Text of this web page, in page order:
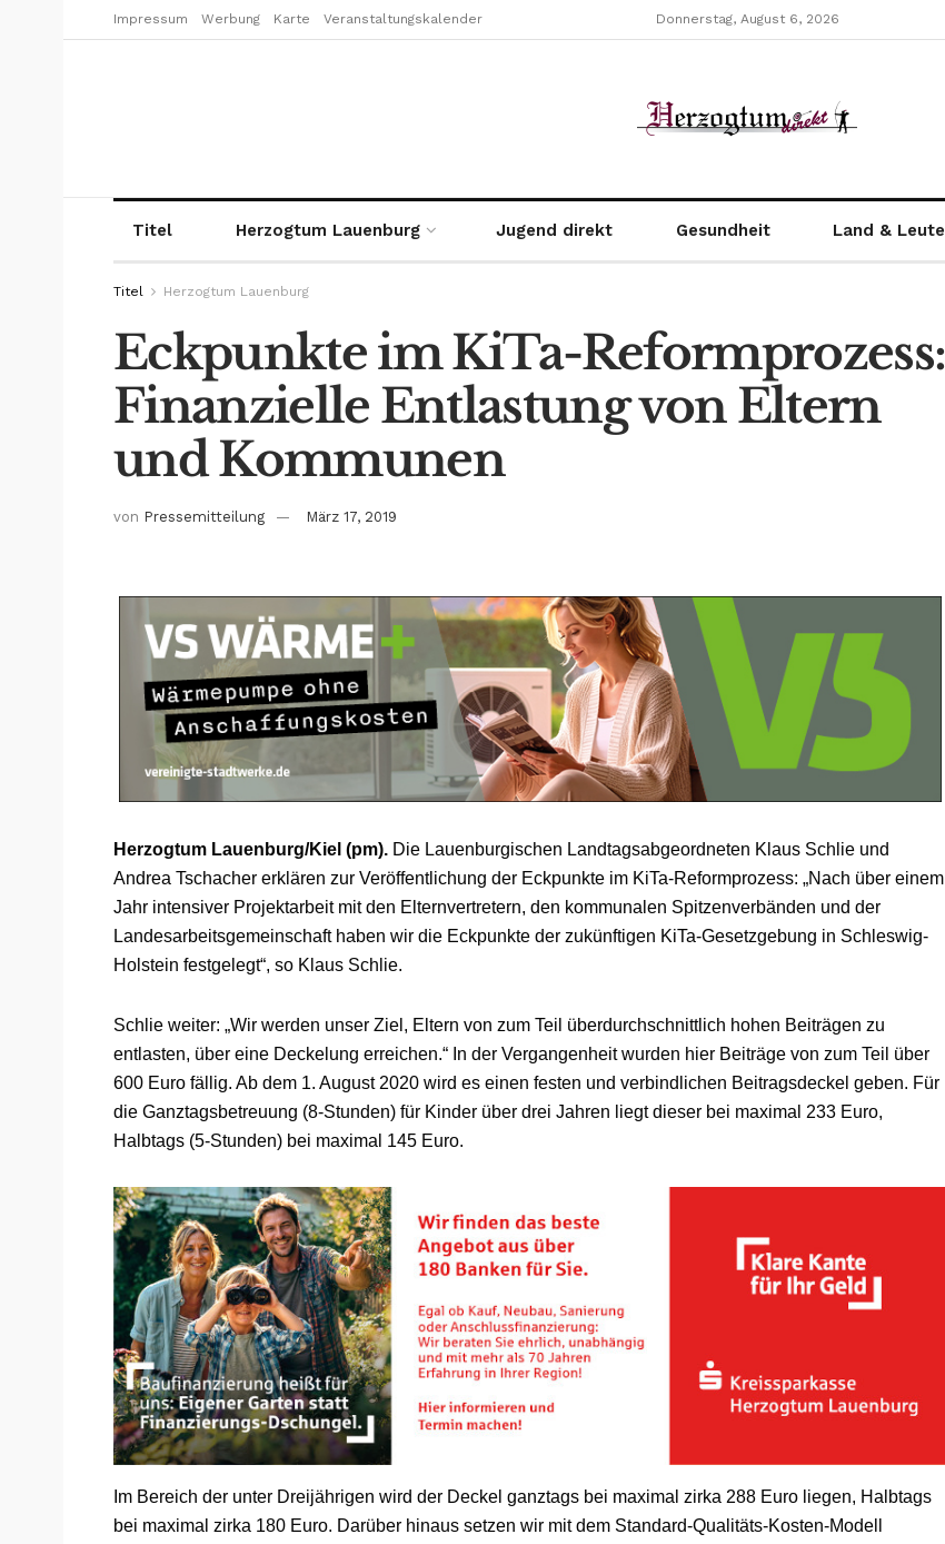
Impressum Werbung Karte Veranstaltungskalender Donnerstag, August 6, 2026
Titel Herzogtum Lauenburg Jugend direkt Gesundheit Land & Leute
Titel Herzogtum Lauenburg
Eckpunkte im KiTa-Reformprozess:
Finanzielle Entlastung von Eltern
und Kommunen
von Pressemitteilung März 17, 2019
Herzogtum Lauenburg/Kiel (pm). Die Lauenburgischen Landtagsabgeordneten Klaus Schlie und
Andrea Tschacher erklären zur Veröffentlichung der Eckpunkte im KiTa-Reformprozess: „Nach über einem
Jahr intensiver Projektarbeit mit den Elternvertretern, den kommunalen Spitzenverbänden und der
Landesarbeitsgemeinschaft haben wir die Eckpunkte der zukünftigen KiTa-Gesetzgebung in Schleswig-
Holstein festgelegt“, so Klaus Schlie.
Schlie weiter: „Wir werden unser Ziel, Eltern von zum Teil überdurchschnittlich hohen Beiträgen zu
entlasten, über eine Deckelung erreichen.“ In der Vergangenheit wurden hier Beiträge von zum Teil über
600 Euro fällig. Ab dem 1. August 2020 wird es einen festen und verbindlichen Beitragsdeckel geben. Für
die Ganztagsbetreuung (8-Stunden) für Kinder über drei Jahren liegt dieser bei maximal 233 Euro,
Halbtags (5-Stunden) bei maximal 145 Euro.
Im Bereich der unter Dreijährigen wird der Deckel ganztags bei maximal zirka 288 Euro liegen, Halbtags
bei maximal zirka 180 Euro. Darüber hinaus setzen wir mit dem Standard-Qualitäts-Kosten-Modell